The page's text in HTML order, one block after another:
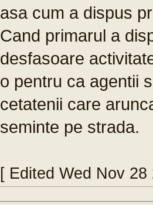
asa cum a dispus
Cand primarul a
desfasoare
o pentru ca agentii
cetatenii care
seminte pe strada.
[ Edited Wed Nov